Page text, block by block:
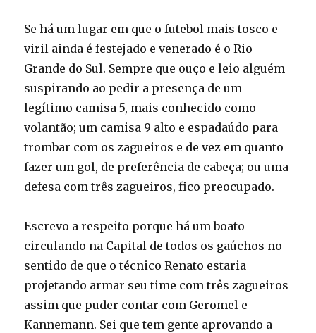
Se há um lugar em que o futebol mais tosco e
viril ainda é festejado e venerado é o Rio
Grande do Sul. Sempre que ouço e leio alguém
suspirando ao pedir a presença de um
legítimo camisa 5, mais conhecido como
volantão; um camisa 9 alto e espadaúdo para
trombar com os zagueiros e de vez em quanto
fazer um gol, de preferência de cabeça; ou uma
defesa com três zagueiros, fico preocupado.
Escrevo a respeito porque há um boato
circulando na Capital de todos os gaúchos no
sentido de que o técnico Renato estaria
projetando armar seu time com três zagueiros
assim que puder contar com Geromel e
Kannemann. Sei que tem gente aprovando a